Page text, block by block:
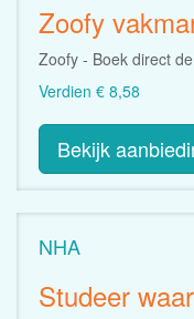
Zoofy
Zoofy - Boek direct
Verdien € 8,58
Bekijk
NHA
Studeer